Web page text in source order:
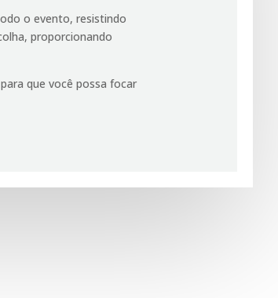
o evento, resistindo
proporcionando
que você possa focar